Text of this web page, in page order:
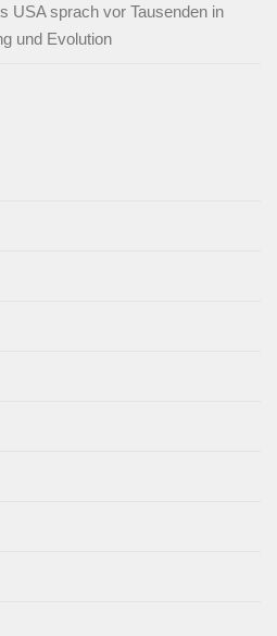
USA sprach vor Tausenden in
und Evolution